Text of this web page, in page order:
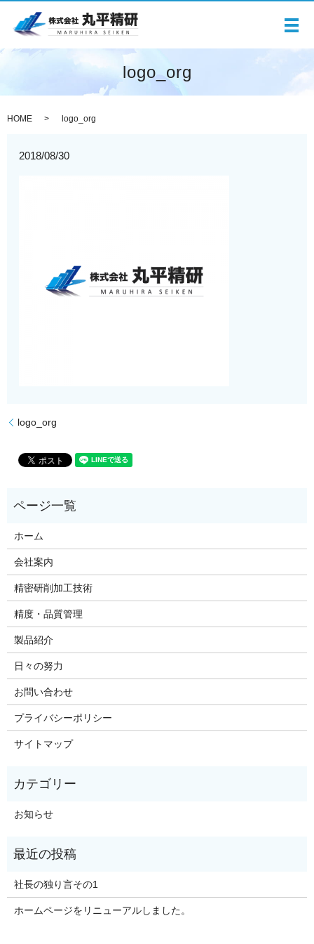
メ
logo_org
HOME logo_org
2018/08/30
logo_org
ホーム
会社案内
精密研削加工技術
精度・品質管理
製品紹介
日々の努力
お問い合わせ
プライバシーポリシー
サイトマップ
お知らせ
社長の独り言その1
ホームページをリニューアルしました。